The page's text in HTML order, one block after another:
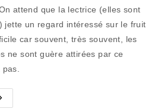
attend que la lectrice (elles sont
jette un regard intéressé sur le fruit
car souvent, très souvent, les
ne sont guère attirées par ce